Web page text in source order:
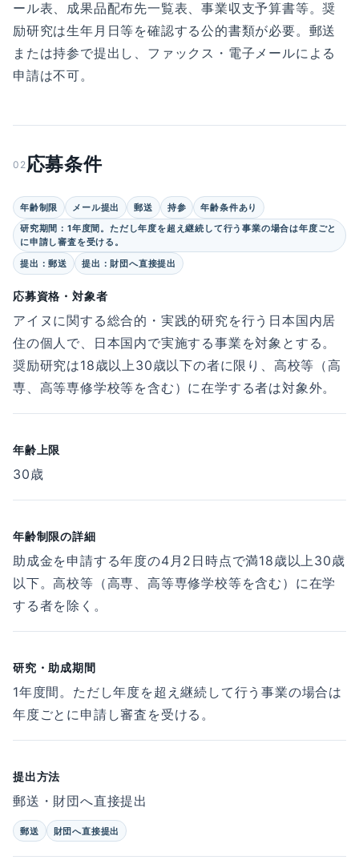
ール表、成果品配布先一覧表、事業収支予算書等。奨
励研究は生年月日等を確認する公的書類が必要。郵送
または持参で提出し、ファックス・電子メールによる
申請は不可。
02 応募条件
年齢制限 メール提出 郵送 持参
年齢条件あり
研究期間：1年度間。ただし年度を超え継続して行う事業の場合は年度ごと
に申請し審査を受ける。
提出：郵送
提出：財団へ直接提出
応募資格・対象者
アイヌに関する総合的・実践的研究を行う日本国内居
住の個人で、日本国内で実施する事業を対象とする。
奨励研究は18歳以上30歳以下の者に限り、高校等（高
専、高等専修学校等を含む）に在学する者は対象外。
年齢上限
30歳
年齢制限の詳細
助成金を申請する年度の4月2日時点で満18歳以上30歳
以下。高校等（高専、高等専修学校等を含む）に在学
する者を除く。
研究・助成期間
1年度間。ただし年度を超え継続して行う事業の場合は
年度ごとに申請し審査を受ける。
提出方法
郵送・財団へ直接提出
郵送 財団へ直接提出